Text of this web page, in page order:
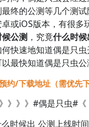
是到九游APP进行下
下载，
索栏中输入偶是只
，如图所示：如图所
载包，简简单单的两
终的公测等几个测
或iOS版本，有很多
公测，究竟什么时候
快速地知道偶是只
最快知道偶是只虫公
约/下载地址（需优先
》》》#偶是只虫#《